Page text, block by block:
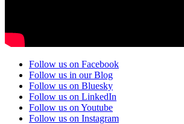
Follow us on Facebook
Follow us in our Blog
Follow us on Bluesky
Follow us on LinkedIn
Follow us on Youtube
Follow us on Instagram